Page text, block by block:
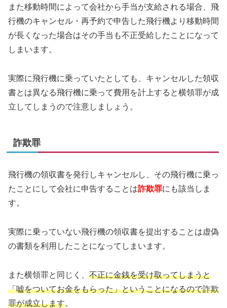
また移動時間によって会社から手当が支給される場合、飛
行機のキャンセル・再予約で申告した飛行機より移動時間
が長くなった場合はその手当も不正受給したことになって
しまいます。
実際に飛行機に乗っていたとしても、キャンセルした領収
書とは異なる飛行機に乗って費用を計上すると横領罪が成
立してしまうので注意しましょう。
詐欺罪
飛行機の領収書を発行しキャンセルし、その飛行機に乗っ
たことにして会社に申告することは詐欺罪にも該当しま
す。
実際に乗っていない飛行機の領収書を提出することは虚偽
の書類を利用したことになってしまいます。
また横領罪と同じく、 不正に金銭を受け取ってしまうと
「嘘をついてお金をもらった」ということになるので詐欺
罪が成立します。